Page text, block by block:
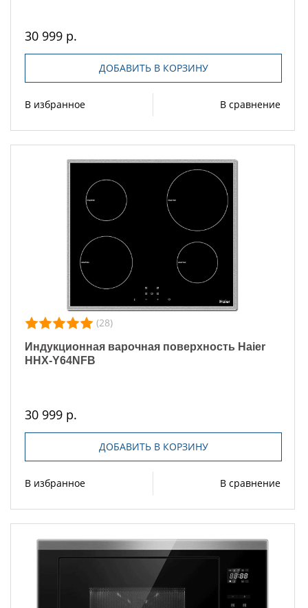
30 999 р.
ДОБАВИТЬ В КОРЗИНУ
В избранное В сравнение
(28)
Индукционная варочная поверхность Haier
HHX-Y64NFB
30 999 р.
ДОБАВИТЬ В КОРЗИНУ
В избранное В сравнение